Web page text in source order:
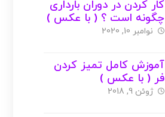
کار کردن در دوران بارداری
چگونه است ؟ ( با عکس )
نوامبر 10, 2020
آموزش کامل تمیز کردن
فر ( با عکس )
ژوئن 9, 2018